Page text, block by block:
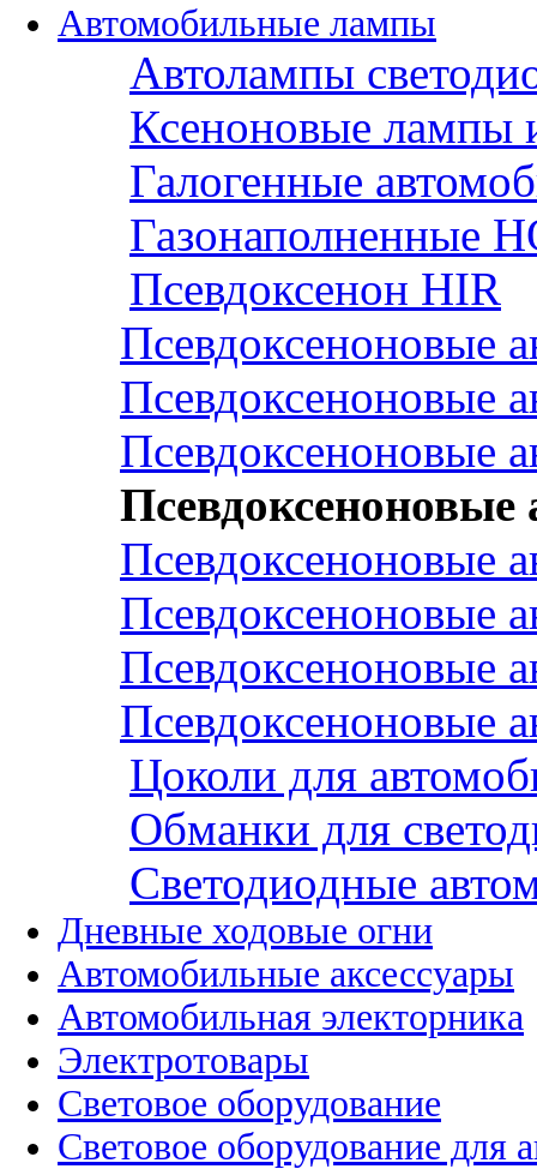
Автомобильные лампы
Автолампы
Ксеноновые лампы
Галогенные
Газонаполненные
Псевдоксенон HIR
Псевдоксеноновые
Псевдоксеноновые
Псевдоксеноновые
Псевдоксеноновые
Псевдоксеноновые
Псевдоксеноновые
Псевдоксеноновые
Цоколи для
Обманки для
Cветодиодные
Дневные ходовые огни
Автомобильные аксессуары
Автомобильная электорника
Электротовары
Световое оборудование
Световое оборудование для